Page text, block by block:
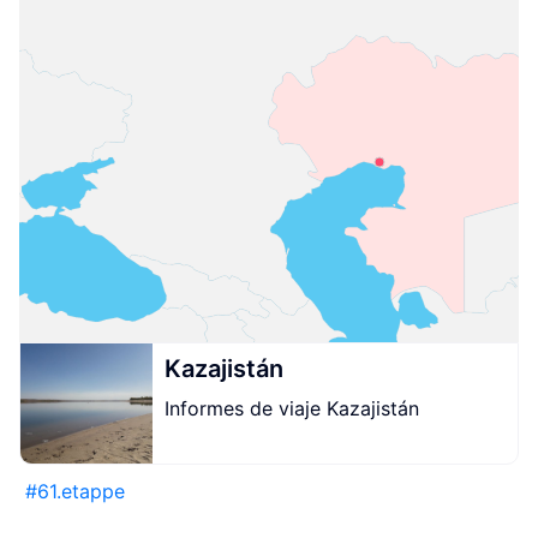
Kazajistán
Informes de viaje Kazajistán
#61.etappe